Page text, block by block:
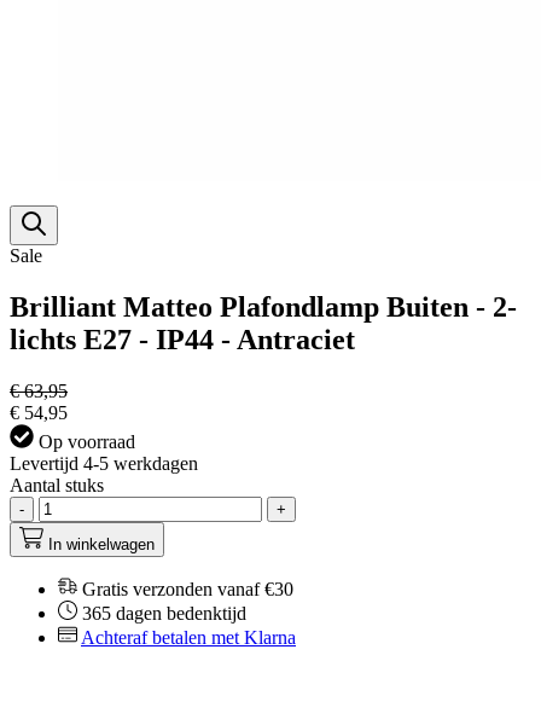
Sale
Brilliant Matteo Plafondlamp Buiten - 2-
lichts E27 - IP44 - Antraciet
€ 63,95
€ 54,95
Op voorraad
Levertijd 4-5 werkdagen
Aantal stuks
-
+
In winkelwagen
Gratis verzonden vanaf €30
365 dagen bedenktijd
Achteraf betalen met Klarna